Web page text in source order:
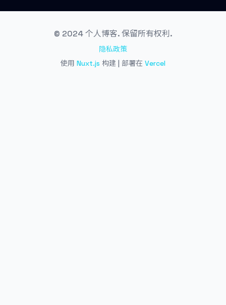
© 2024 个人博客. 保留所有权利.
隐私政策
使用 Nuxt.js 构建 | 部署在 Vercel